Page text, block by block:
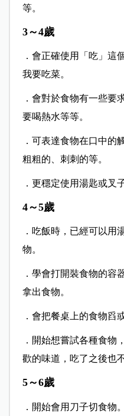
等。
3～4歲
．會正確使用「吃」這
我要吃菜。
．會對於食物有一些要
要喝熱水等等。
．可表達食物在口中的
粗粗的、刺刺的等。
．更穩定使用湯匙或叉
4～5歲
．吃飯時，已經可以用
物。
．學會打開裝食物的容
拿出食物。
．會把餐桌上的食物舀
．開始想嘗試各種食物
歡的味道，吃了之後也
5～6歲
．開始會用刀子切食物。